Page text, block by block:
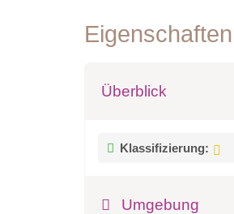
Überblick
Klassifizierung:
Umgebung